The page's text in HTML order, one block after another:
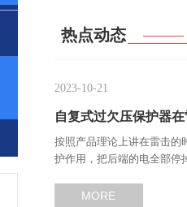
热点动态
2023-10-21
自复式过欠压保护器
按照产品理论上讲在雷击的
护作用，把后端的电全部停
MORE